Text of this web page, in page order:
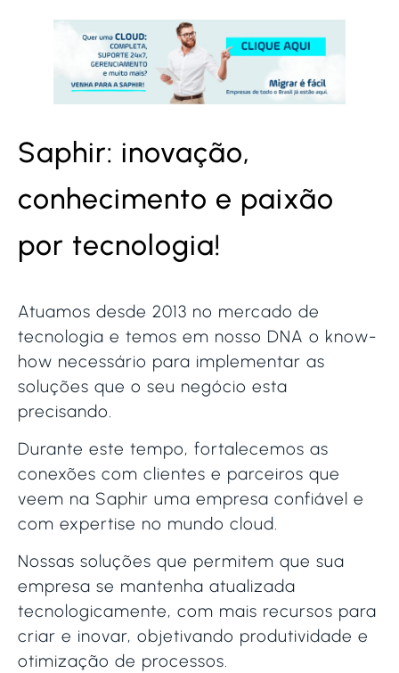
Saphir: inovação,
conhecimento e paixão
por tecnologia!
Atuamos desde 2013 no mercado de
tecnologia e temos em nosso DNA o know-
how necessário para implementar as
soluções que o seu negócio esta
precisando.
Durante este tempo, fortalecemos as
conexões com clientes e parceiros que
veem na Saphir uma empresa confiável e
com expertise no mundo cloud.
Nossas soluções que permitem que sua
empresa se mantenha atualizada
tecnologicamente, com mais recursos para
criar e inovar, objetivando produtividade e
otimização de processos.